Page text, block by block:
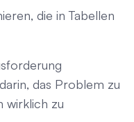
die in Tabellen
das Problem zu
wirklich zu